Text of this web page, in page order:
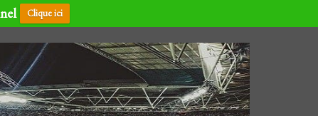
Clique ici